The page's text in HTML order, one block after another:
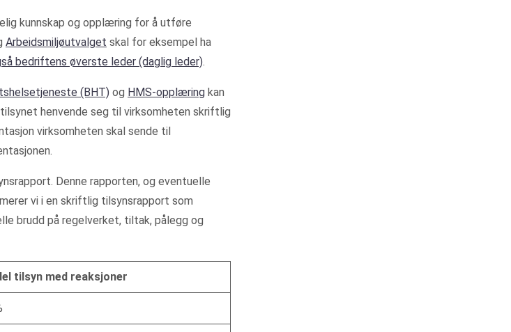
kunnskap og opplæring for å utføre
Arbeidsmiljøutvalget skal for eksempel ha
bedriftens øverste leder (daglig leder).
(BHT) og HMS-opplæring kan
henvende seg til virksomheten skriftlig
virksomheten skal sende til
Denne rapporten, og eventuelle
vi i en skriftlig tilsynsrapport som
brudd på regelverket, tiltak, pålegg og
tilsyn med reaksjoner